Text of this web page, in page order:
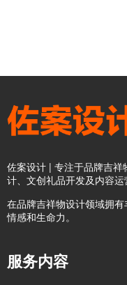
佐案设计 | 专注于品牌吉
计、文创礼品开发及内容运
在品牌吉祥物设计领域拥
情感和生命力。
服务内容